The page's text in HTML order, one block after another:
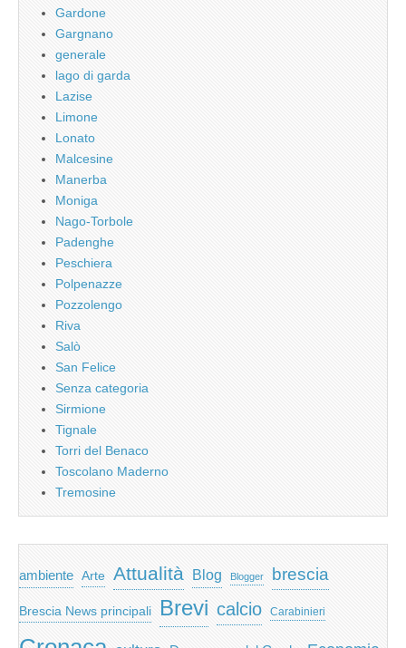
Gardone
Gargnano
generale
lago di garda
Lazise
Limone
Lonato
Malcesine
Manerba
Moniga
Nago-Torbole
Padenghe
Peschiera
Polpenazze
Pozzolengo
Riva
Salò
San Felice
Senza categoria
Sirmione
Tignale
Torri del Benaco
Toscolano Maderno
Tremosine
ambiente Arte Attualità Blog Blogger brescia
Brescia News principali Brevi calcio Carabinieri